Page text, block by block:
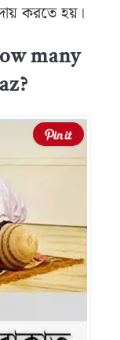
করতে হয়।
many